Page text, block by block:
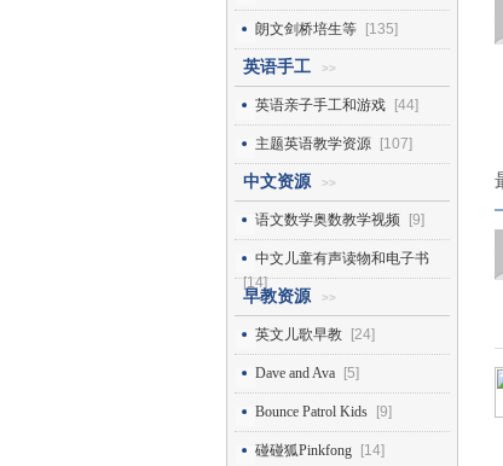
朗文剑桥培生等 [135]
英语手工 >>
英语亲子手工和游戏 [44]
主题英语教学资源 [107]
中文资源 >>
语文数学奥数教学视频 [9]
中文儿童有声读物和电子书
[14]
早教资源 >>
英文儿歌早教 [24]
Dave and Ava [5]
Bounce Patrol Kids [9]
碰碰狐Pinkfong [14]